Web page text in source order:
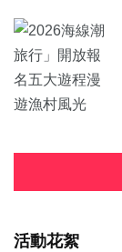
活動花絮